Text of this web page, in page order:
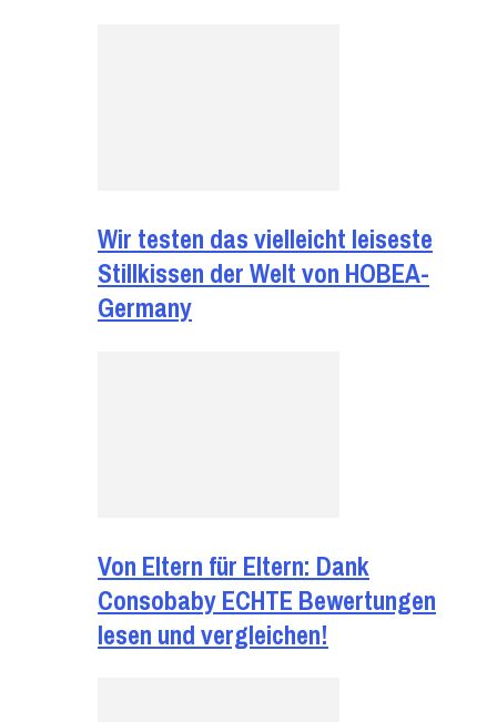
Wir testen das vielleicht leiseste
Stillkissen der Welt von HOBEA-
Germany
Von Eltern für Eltern: Dank
Consobaby ECHTE Bewertungen
lesen und vergleichen!